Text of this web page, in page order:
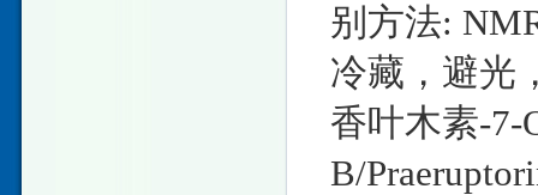
别方法:
冷藏，避光
香叶木素-7-
B/